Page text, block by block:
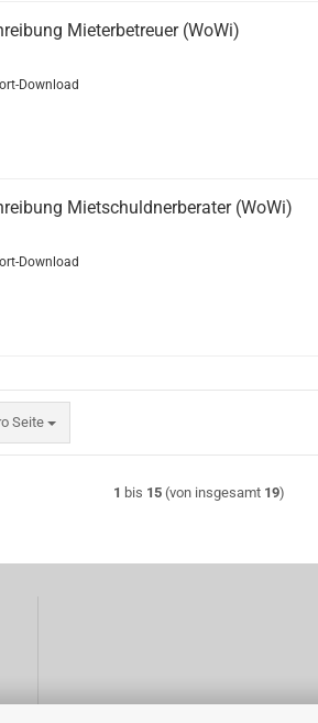
Mieterbetreuer (WoWi)
Download
Mietschuldnerberater (WoWi)
Download
Seite
1 bis 15 (von insgesamt 19)